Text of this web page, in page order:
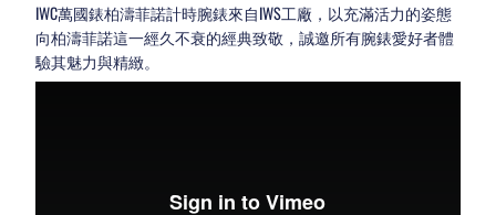
IWC萬國錶柏濤菲諾計時腕錶來自IWS工廠，以充滿活力的姿態
向柏濤菲諾這一經久不衰的經典致敬，誠邀所有腕錶愛好者體
驗其魅力與精緻。